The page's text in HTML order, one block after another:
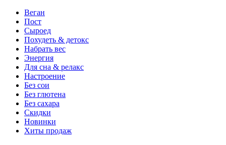
Веган
Пост
Сыроед
Похудеть & детокс
Набрать вес
Энергия
Для сна & релакс
Настроение
Без сои
Без глютена
Без сахара
Скидки
Новинки
Хиты продаж